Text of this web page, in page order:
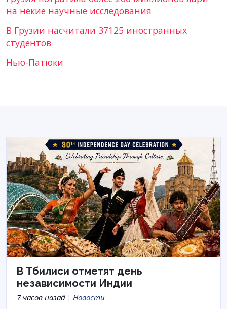
на некие научные исследования
В Грузии насчитали 37125 иностранных
студентов
Нью-Патюки
В Тбилиси отметят день
независимости Индии
7 часов назад | Новости